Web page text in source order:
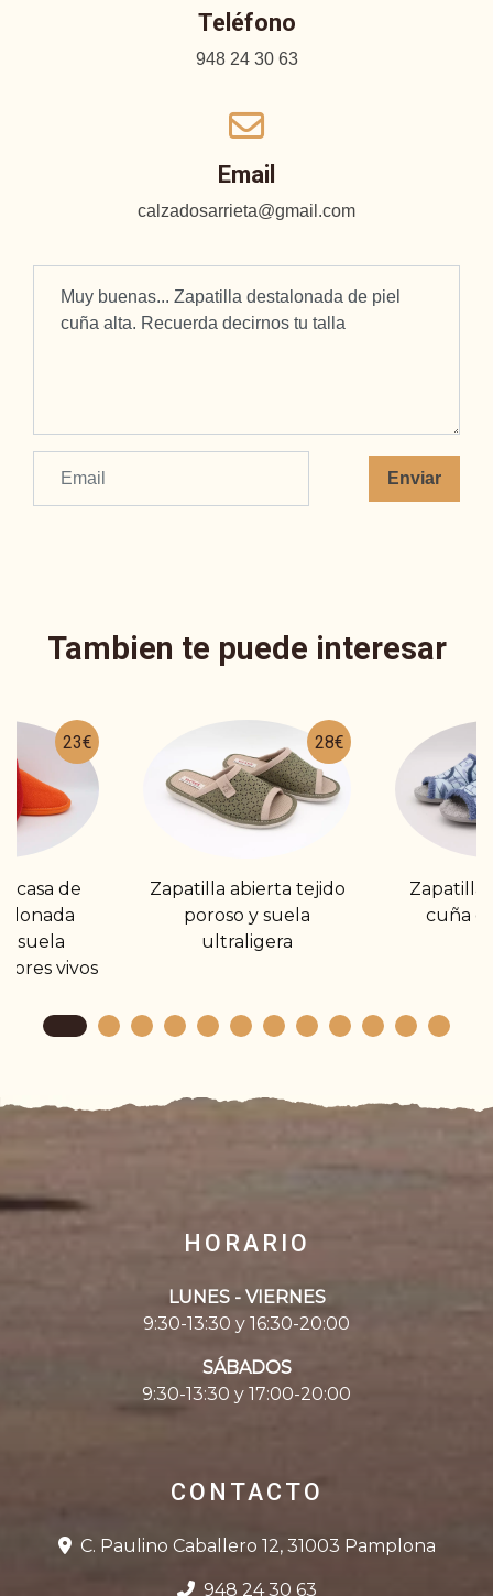
Teléfono
948 24 30 63
Email
calzadosarrieta@gmail.com
Enviar
Tambien te puede interesar
23€
casa de
suela
vivos
28€
Zapatilla abierta tejido
poroso y suela
ultraligera
Zapatilla
cuña
HORARIO
LUNES - VIERNES
9:30-13:30 y 16:30-20:00
SÁBADOS
9:30-13:30 y 17:00-20:00
CONTACTO
C. Paulino Caballero 12, 31003 Pamplona
948 24 30 63